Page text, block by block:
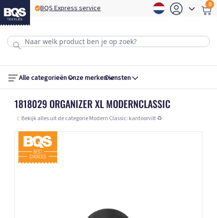
BQS Express service 0
Alle categorieënOnze merkenDiensten
1818029 ORGANIZER XL MODERNCLASSIC
Bekijk alles uit de categorie Modern Classic: kantoorvilt ♻️